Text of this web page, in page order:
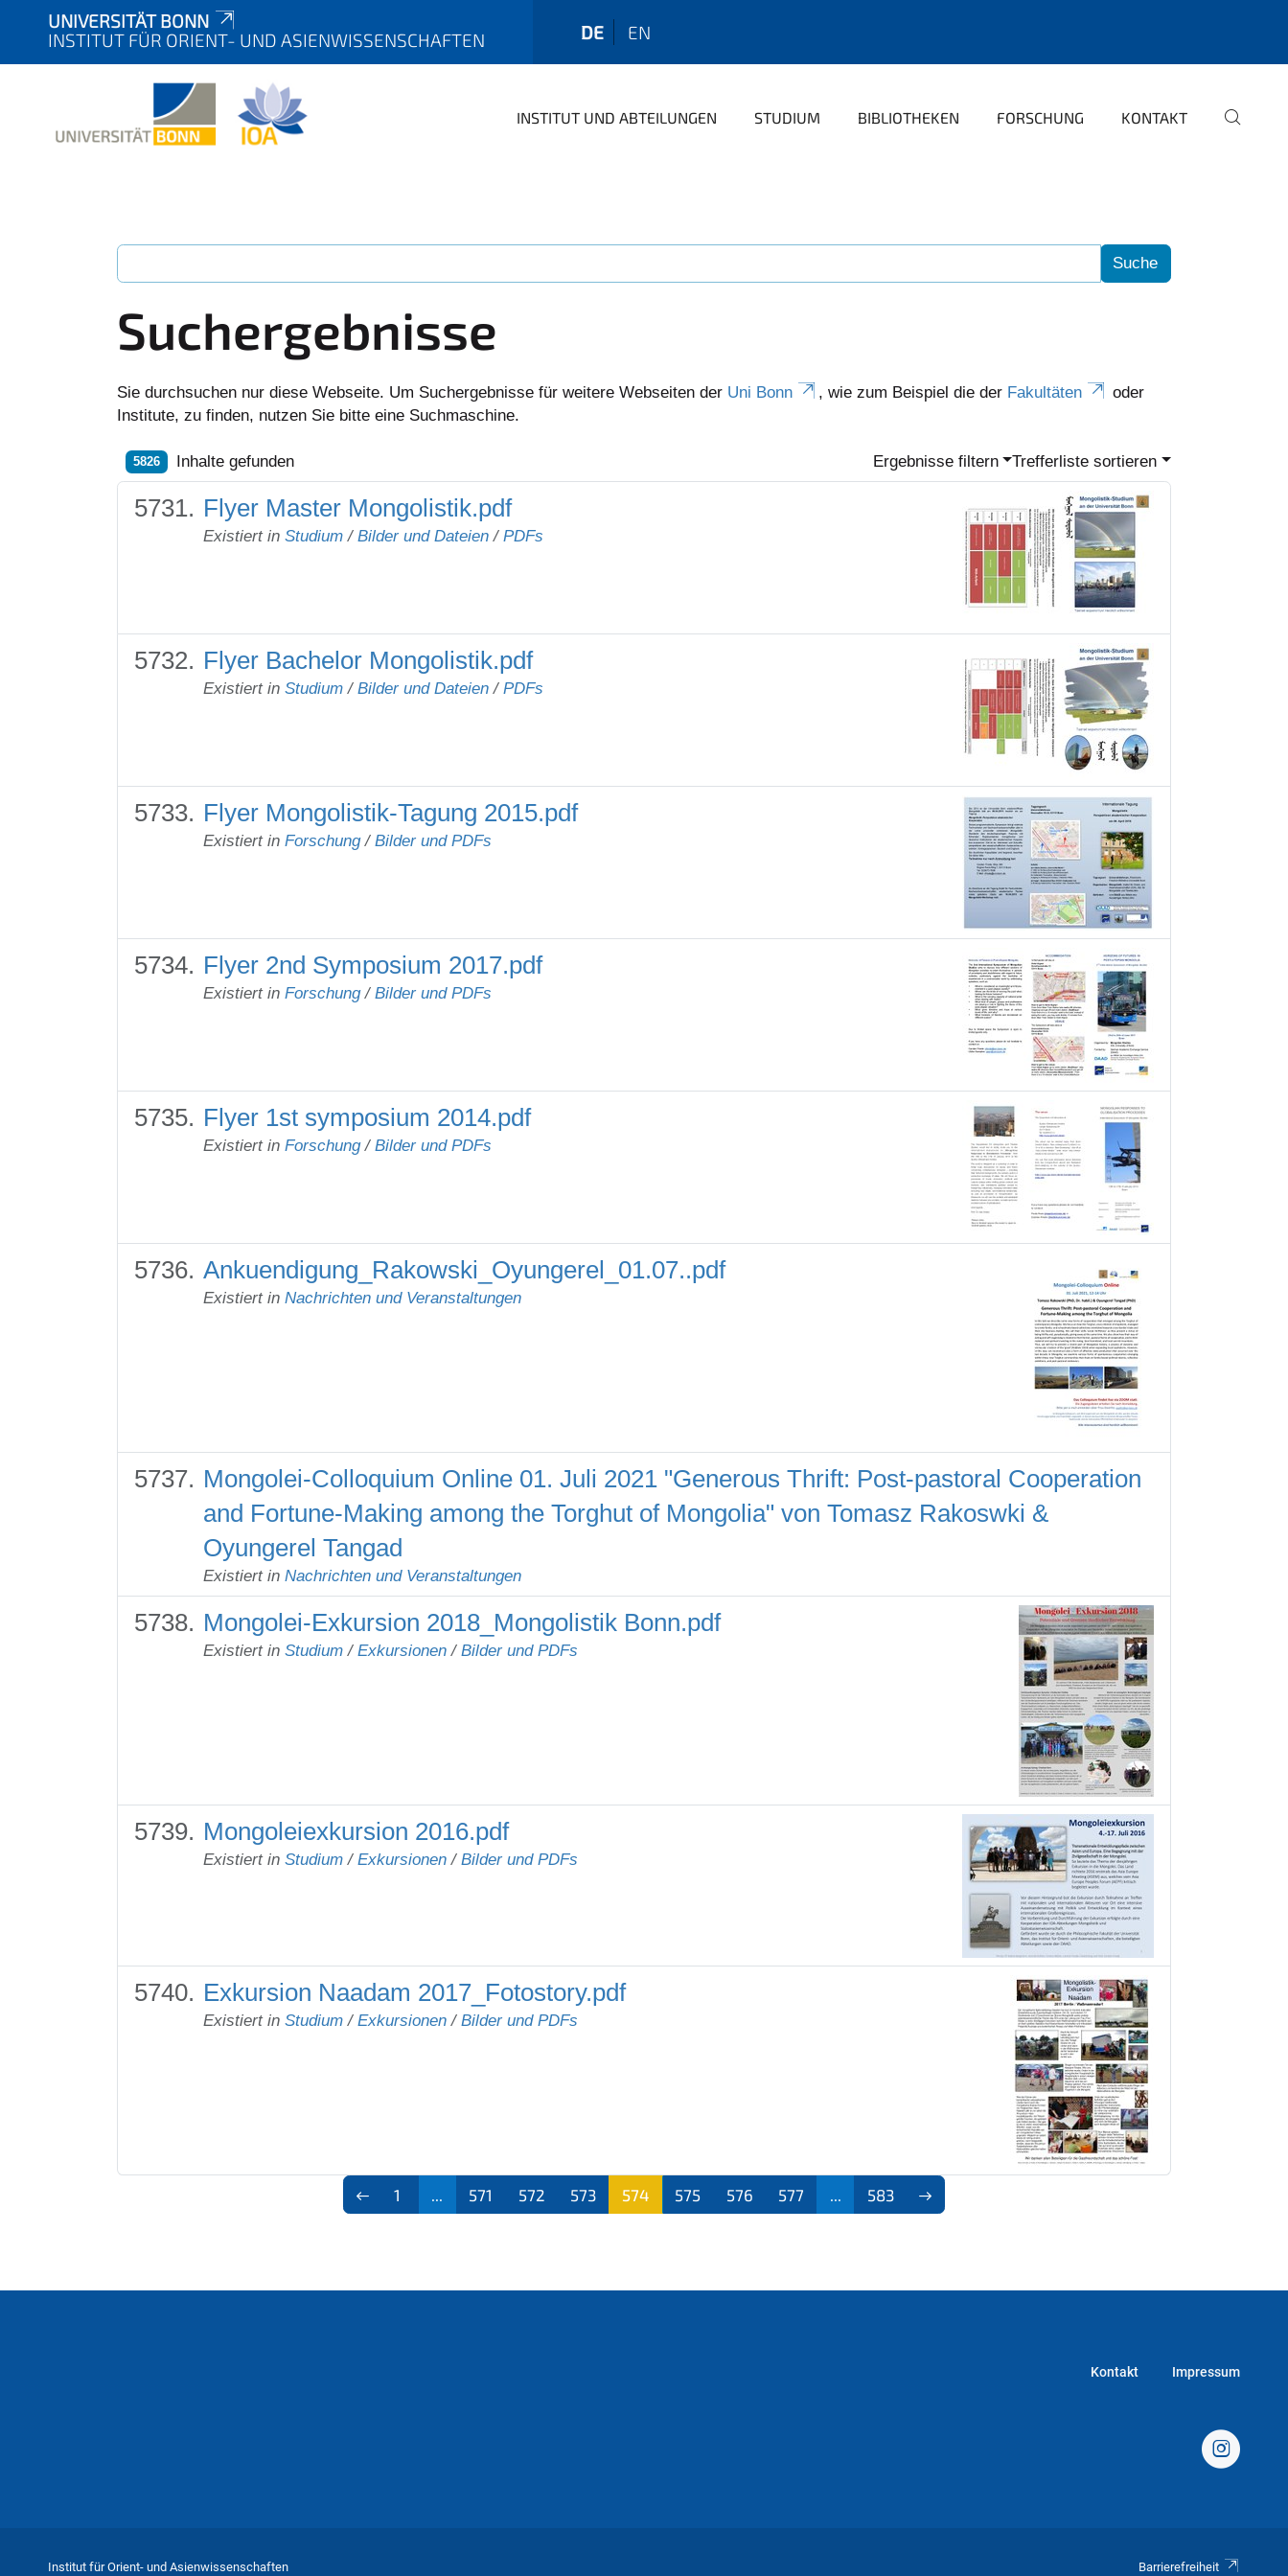
UNIVERSITÄT BONN
INSTITUT FÜR ORIENT- UND ASIENWISSENSCHAFTEN
DE EN
INSTITUT UND ABTEILUNGEN STUDIUM BIBLIOTHEKEN FORSCHUNG KONTAKT
Suchergebnisse
Sie durchsuchen nur diese Webseite. Um Suchergebnisse für weitere Webseiten der Uni Bonn , wie zum Beispiel die der Fakultäten
oder
Institute, zu finden, nutzen Sie bitte eine Suchmaschine.
5826 Inhalte gefunden Ergebnisse filtern Trefferliste sortieren
Flyer Master Mongolistik.pdf
Existiert in Studium / Bilder und Dateien / PDFs
Flyer Bachelor Mongolistik.pdf
Existiert in Studium / Bilder und Dateien / PDFs
Flyer Mongolistik-Tagung 2015.pdf
Existiert in Forschung / Bilder und PDFs
Flyer 2nd Symposium 2017.pdf
Existiert in Forschung / Bilder und PDFs
Flyer 1st symposium 2014.pdf
Existiert in Forschung / Bilder und PDFs
Ankuendigung_Rakowski_Oyungerel_01.07..pdf
Existiert in Nachrichten und Veranstaltungen
Mongolei-Colloquium Online 01. Juli 2021 "Generous Thrift: Post-pastoral Cooperation
and Fortune-Making among the Torghut of Mongolia" von Tomasz Rakoswki &
Oyungerel Tangad
Existiert in Nachrichten und Veranstaltungen
Mongolei-Exkursion 2018_Mongolistik Bonn.pdf
Existiert in Studium / Exkursionen / Bilder und PDFs
Mongoleiexkursion 2016.pdf
Existiert in Studium / Exkursionen / Bilder und PDFs
Exkursion Naadam 2017_Fotostory.pdf
Existiert in Studium / Exkursionen / Bilder und PDFs
1 571 572 573
574
575 576 577 583
Kontakt Impressum
Institut für Orient- und Asienwissenschaften Barrierefreiheit